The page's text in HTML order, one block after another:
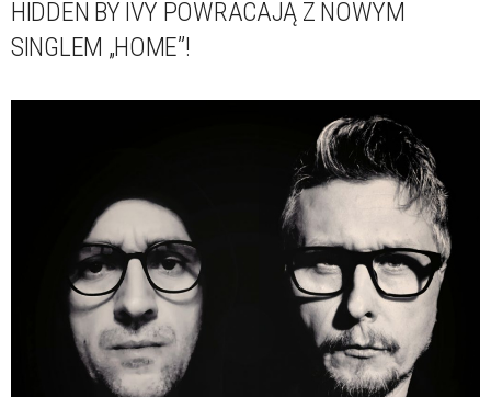
HIDDEN BY IVY POWRACAJĄ Z NOWYM
SINGLEM „HOME”!